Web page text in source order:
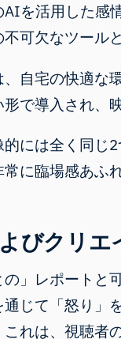
AIを活用した感
可欠なツール
自宅の快適な
で導入され、
には全く同じ
に臨場感あふ
びクリエ
」レポートと
じて「怒り」
れは、視聴者